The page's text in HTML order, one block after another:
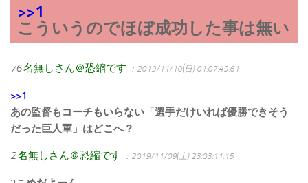
>>1
こういうのでほぼ成功した事は無い
76名無しさん＠恐縮です ：2019/11/10(日) 01:07:49.61
>>1
あの監督もコーチもいらない「選手だけいれば優勝できそう
だった巨人軍」はどこへ？
2名無しさん＠恐縮です ：2019/11/09(土) 23:03:11.15